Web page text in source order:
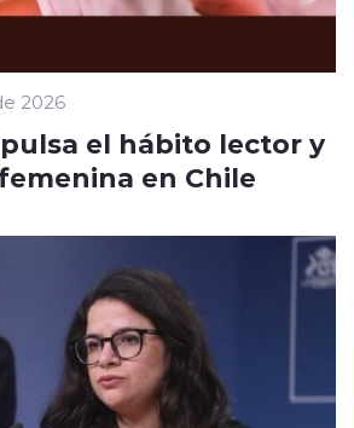
2026
el hábito lector y
en Chile